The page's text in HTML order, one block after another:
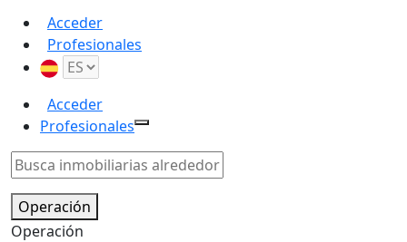
Acceder
Profesionales
Acceder
Profesionales
Operación
Operación